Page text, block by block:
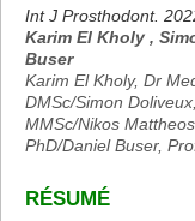
Int J Prosthodont.
Karim El Kholy ,
Buser
Karim El Kholy, Dr
DMSc/Simon
MMSc/Nikos
PhD/Daniel Buser,
RÉSUMÉ